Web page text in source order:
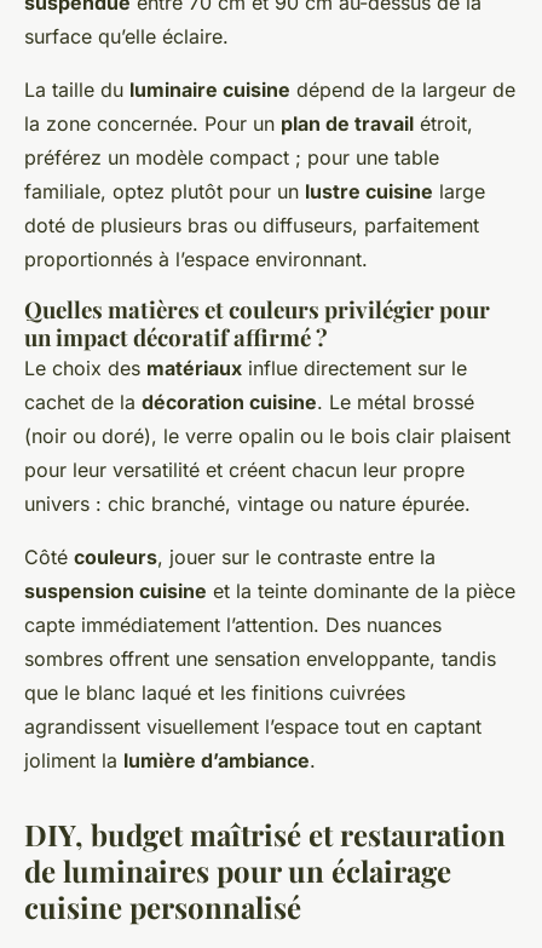
surface qu’elle éclaire.
La taille du luminaire cuisine dépend de la largeur de
la zone concernée. Pour un plan de travail étroit,
préférez un modèle compact ; pour une table
familiale, optez plutôt pour un lustre cuisine large
doté de plusieurs bras ou diffuseurs, parfaitement
proportionnés à l’espace environnant.
Quelles matières et couleurs privilégier pour
un impact décoratif affirmé ?
Le choix des matériaux influe directement sur le
cachet de la décoration cuisine. Le métal brossé
(noir ou doré), le verre opalin ou le bois clair plaisent
pour leur versatilité et créent chacun leur propre
univers : chic branché, vintage ou nature épurée.
Côté couleurs, jouer sur le contraste entre la
suspension cuisine et la teinte dominante de la pièce
capte immédiatement l’attention. Des nuances
sombres offrent une sensation enveloppante, tandis
que le blanc laqué et les finitions cuivrées
agrandissent visuellement l’espace tout en captant
joliment la lumière d’ambiance.
DIY, budget maîtrisé et restauration
de luminaires pour un éclairage
cuisine personnalisé